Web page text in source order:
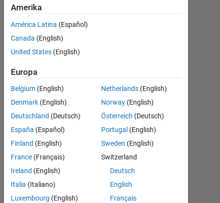
|
Aktiv
seit
2019
Followers:
Following:
Follow
Dashboard
Statistik
Amerika
América Latina (Español)
Canada (English)
United States (English)
Europa
Belgium (English)
Denmark (English)
Deutschland (Deutsch)
España (Español)
Finland (English)
France (Français)
Ireland (English)
Italia (Italiano)
Luxembourg (English)
Netherlands (English)
Norway (English)
Österreich (Deutsch)
Portugal (English)
Sweden (English)
Switzerland
Deutsch
English
Français